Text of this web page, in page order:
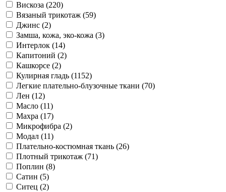
Вискоза (220)
Вязаный трикотаж (59)
Джинс (2)
Замша, кожа, эко-кожа (3)
Интерлок (14)
Капитоний (2)
Кашкорсе (2)
Кулирная гладь (1152)
Легкие плательно-блузочные ткани (70)
Лен (12)
Масло (11)
Махра (17)
Микрофибра (2)
Модал (11)
Плательно-костюмная ткань (26)
Плотный трикотаж (71)
Поплин (8)
Сатин (5)
Ситец (2)